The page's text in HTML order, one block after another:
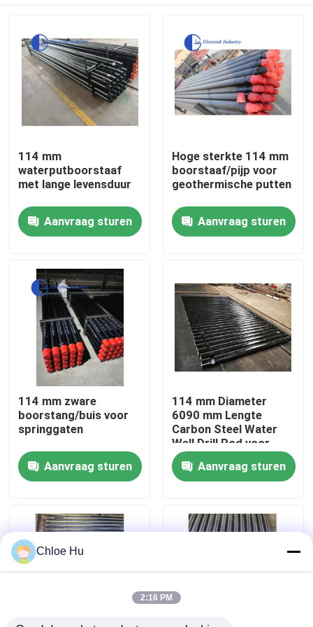
Huis
Ongeveer ons
Fabrieksreis
Kwaliteitscontrole
Verzoek om een Citaat
Boorinstallatiemachines
114 mm
waterputboorstaaf
met lange levensduur
Aanvraag sturen
Hoge sterkte 114 mm
boorstaaf/pijp voor
geothermische putten
Aanvraag sturen
114 mm zware
boorstang/buis voor
springgaten
Aanvraag sturen
114 mm Diameter
6090 mm Lengte
Carbon Steel Water
Well Drill Rod voor
boorriggen
Aanvraag sturen
Chloe Hu
2:16 PM